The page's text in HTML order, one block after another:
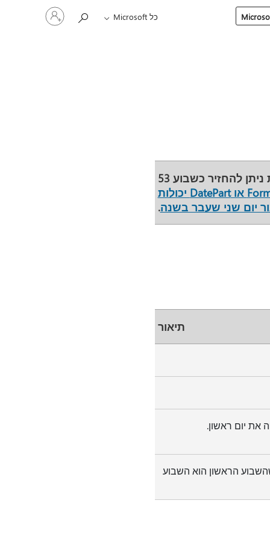
כל Microsoft
היכנס
לחשבון
שלך
קיימת בעיה בשימוש בפונקציה זו. ביום שני האחרון בכמה שנים קלנדריות ניתן להחזיר כשבוע 53
Format או DatePart יכולות
יום שני שעבר בשנה.
תיאור
את יום ראשון.
הראשון הוא השבוע